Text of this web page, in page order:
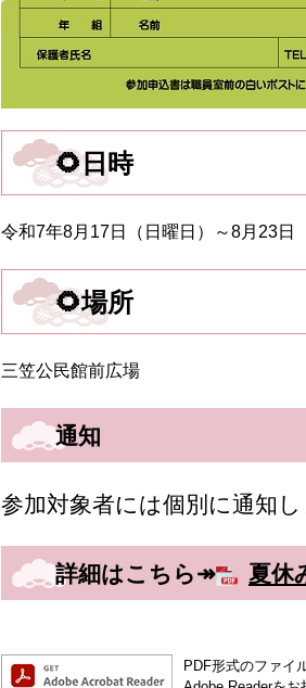
🌻日時
令和7年8月17日（日曜日）～8月23日
🌻場所
三笠公民館前広場
通知
参加対象者には個別に通知し
詳細はこちら↠ 夏休
PDF形式のファイ